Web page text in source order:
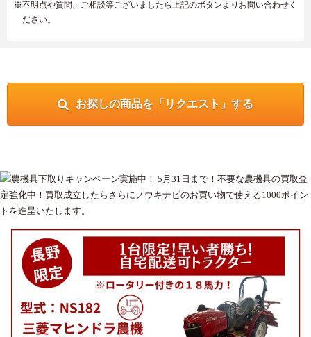
※不明点や質問、ご相談等ございましたら上記のボタンよりお問い合わせく
ださい。
お探しの商品を「リクエスト」する